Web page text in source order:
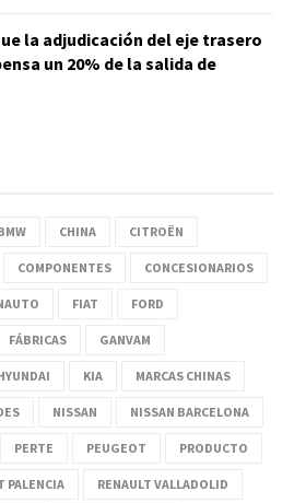
la adjudicación del eje trasero
un 20% de la salida de
CHINA CITROËN
COMPONENTES CONCESIONARIOS
FIAT FORD
FÁBRICAS GANVAM
KIA MARCAS CHINAS
NISSAN NISSAN BARCELONA
PERTE PEUGEOT PRODUCTO
PALENCIA RENAULT VALLADOLID